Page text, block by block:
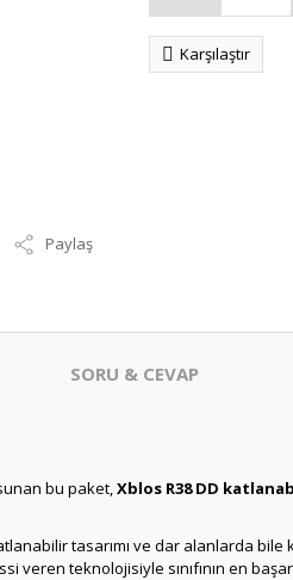
Paylaş
Karşılaştır
SORU & CEVAP
bu paket,Xblos R38 DD
tasarımı ve dar alanlarda bile
teknolojisiyle sınıfının en